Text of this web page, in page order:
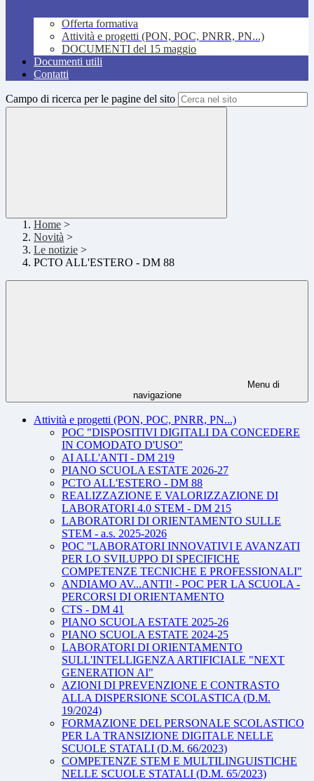
Offerta formativa
Attività e progetti (PON, POC, PNRR, PN...)
DOCUMENTI del 15 maggio
Documenti utili
Contatti
Campo di ricerca per le pagine del sito
Home >
Novità >
Le notizie >
PCTO ALL'ESTERO - DM 88
Menu di
navigazione
Attività e progetti (PON, POC, PNRR, PN...)
POC "DISPOSITIVI DIGITALI DA CONCEDERE
IN COMODATO D'USO"
AI ALL'ANTI - DM 219
PIANO SCUOLA ESTATE 2026-27
PCTO ALL'ESTERO - DM 88
REALIZZAZIONE E VALORIZZAZIONE DI
LABORATORI 4.0 STEM - DM 215
LABORATORI DI ORIENTAMENTO SULLE
STEM - a.s. 2025-2026
POC "LABORATORI INNOVATIVI E AVANZATI
PER LO SVILUPPO DI SPECIFICHE
COMPETENZE TECNICHE E PROFESSIONALI"
ANDIAMO AV...ANTI! - POC PER LA SCUOLA -
PERCORSI DI ORIENTAMENTO
CTS - DM 41
PIANO SCUOLA ESTATE 2025-26
PIANO SCUOLA ESTATE 2024-25
LABORATORI DI ORIENTAMENTO
SULL'INTELLIGENZA ARTIFICIALE "NEXT
GENERATION AI"
AZIONI DI PREVENZIONE E CONTRASTO
ALLA DISPERSIONE SCOLASTICA (D.M.
19/2024)
FORMAZIONE DEL PERSONALE SCOLASTICO
PER LA TRANSIZIONE DIGITALE NELLE
SCUOLE STATALI (D.M. 66/2023)
COMPETENZE STEM E MULTILINGUISTICHE
NELLE SCUOLE STATALI (D.M. 65/2023)